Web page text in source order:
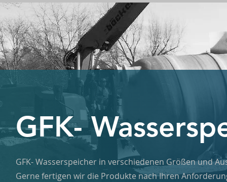
GFK-
GFK- Wasserspeicher in verschiedenen Größen und
Gerne fertigen wir die Produkte nach Ihren